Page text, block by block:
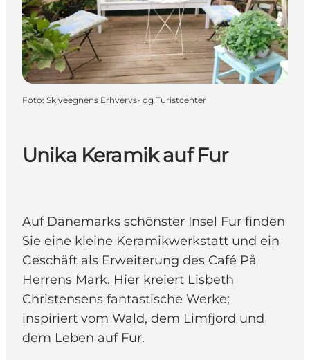
Unika Keramik auf Fur
Auf Dänemarks schönster Insel Fur finden
Sie eine kleine Keramikwerkstatt und ein
Geschäft als Erweiterung des Café På
Herrens Mark. Hier kreiert Lisbeth
Christensens fantastische Werke;
inspiriert vom Wald, dem Limfjord und
dem Leben auf Fur.
Foto: Skiveegnens Erhvervs- og Turistcenter